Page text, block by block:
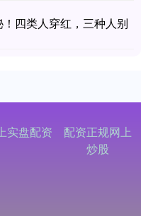
四类人穿红，三种人别
实盘配资
配资正规网上
炒股